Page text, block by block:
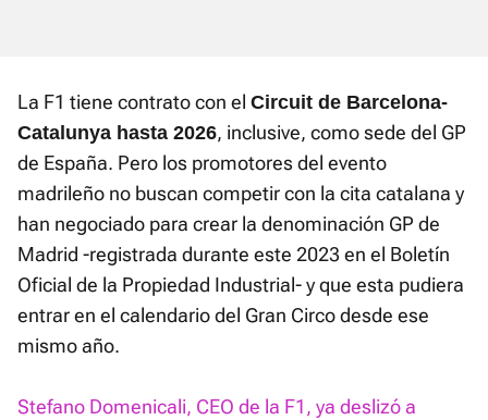
La F1 tiene contrato con el Circuit de Barcelona-
Catalunya hasta 2026, inclusive, como sede del GP
de España. Pero los promotores del evento
madrileño no buscan competir con la cita catalana y
han negociado para crear la denominación GP de
Madrid -registrada durante este 2023 en el Boletín
Oficial de la Propiedad Industrial- y que esta pudiera
entrar en el calendario del Gran Circo desde ese
mismo año.
Stefano Domenicali, CEO de la F1, ya deslizó a